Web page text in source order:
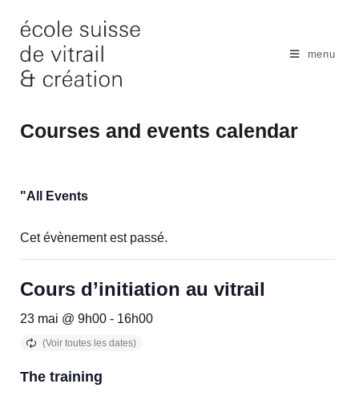
content
menu
Courses and events calendar
"All Events
Cet évènement est passé.
Cours d’initiation au vitrail
23 mai @ 9h00 - 16h00
The training